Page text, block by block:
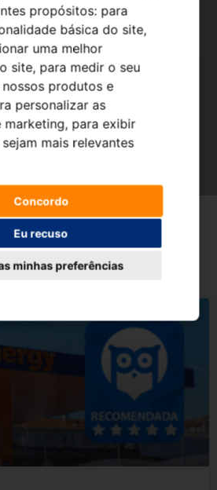
propósitos: para
básica do site,
uma melhor
site, para medir o seu
produtos e
personalizar as
marketing, para exibir
mais relevantes
Concordo
Eu recuso
minhas preferências